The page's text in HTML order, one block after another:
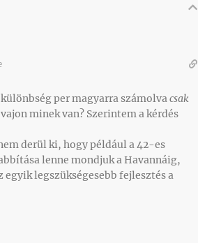
per magyarra számolvacsak
minek van? Szerintem a kérdés
derül ki, hogy például a 42-es
lenne mondjuk a Havannáig,
egyik legszükségesebb fejlesztés a